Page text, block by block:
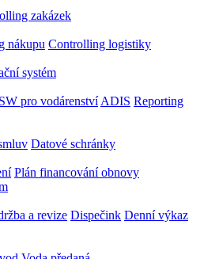
zakázek
nákupu Controlling logistiky
systém
SW pro vodárenství ADIS Reporting
Datové schránky
Plán financování obnovy
a revize Dispečink Denní výkaz